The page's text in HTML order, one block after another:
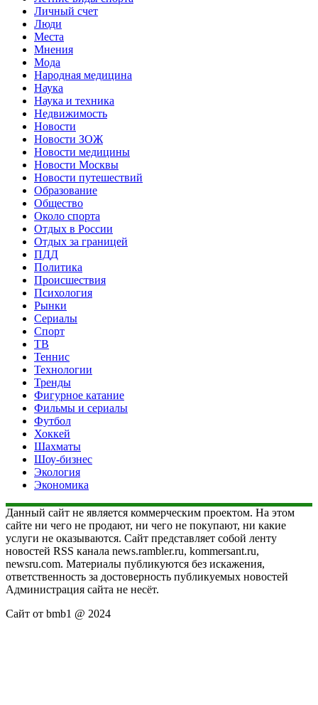
Личный счет
Люди
Места
Мнения
Мода
Народная медицина
Наука
Наука и техника
Недвижимость
Новости
Новости ЗОЖ
Новости медицины
Новости Москвы
Новости путешествий
Образование
Общество
Около спорта
Отдых в России
Отдых за границей
ПДД
Политика
Происшествия
Психология
Рынки
Сериалы
Спорт
ТВ
Теннис
Технологии
Тренды
Фигурное катание
Фильмы и сериалы
Футбол
Хоккей
Шахматы
Шоу-бизнес
Экология
Экономика
Данный сайт не является коммерческим проектом. На этом
сайте ни чего не продают, ни чего не покупают, ни какие
услуги не оказываются. Сайт представляет собой ленту
новостей RSS канала news.rambler.ru, kommersant.ru,
newsru.com. Материалы публикуются без искажения,
ответственность за достоверность публикуемых новостей
Администрация сайта не несёт.
Сайт от bmb1 @ 2024